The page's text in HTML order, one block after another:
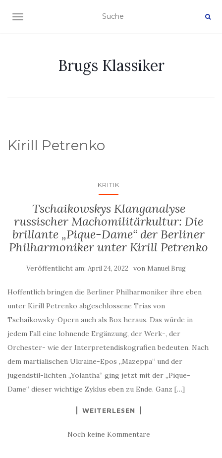
NAVIGATION EIN-/AUSSCHALTEN
Brugs Klassiker
Kirill Petrenko
KRITIK
Tschaikowskys Klanganalyse
russischer Machomilitärkultur: Die
brillante „Pique-Dame“ der Berliner
Philharmoniker unter Kirill Petrenko
Veröffentlicht am: April 24, 2022 von Manuel Brug
Hoffentlich bringen die Berliner Philharmoniker ihre eben
unter Kirill Petrenko abgeschlossene Trias von
Tschaikowsky-Opern auch als Box heraus. Das würde in
jedem Fall eine lohnende Ergänzung, der Werk-, der
Orchester- wie der Interpretendiskografien bedeuten. Nach
dem martialischen Ukraine-Epos „Mazeppa“ und der
jugendstil-lichten „Yolantha“ ging jetzt mit der „Pique-
Dame“ dieser wichtige Zyklus eben zu Ende. Ganz […]
WEITERLESEN
Noch keine Kommentare